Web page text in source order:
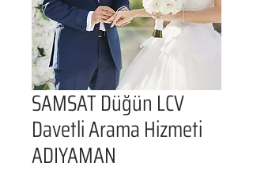
SAMSAT Düğün LCV
Davetli Arama Hizmeti
ADIYAMAN